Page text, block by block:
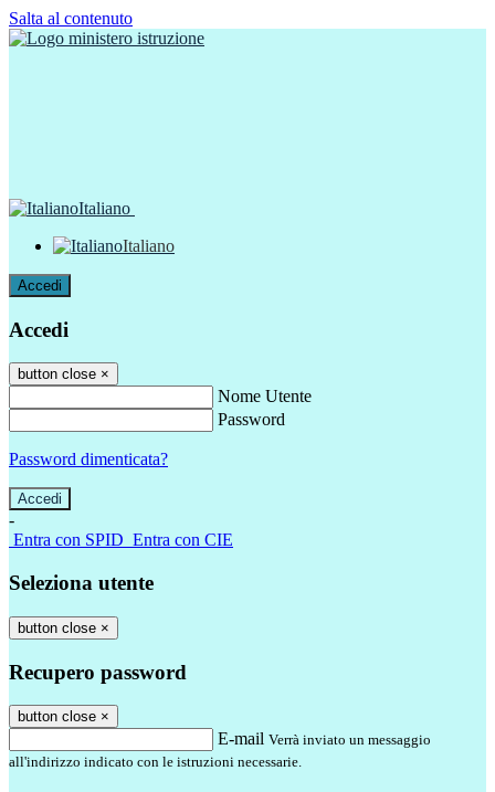
Salta al contenuto
Italiano
Italiano
Accedi
Accedi
button close ×
Nome Utente
Password
Password dimenticata?
-
Entra con SPID Entra con CIE
Seleziona utente
button close ×
Recupero password
button close ×
E-mail Verrà inviato un messaggio
all'indirizzo indicato con le istruzioni necessarie.